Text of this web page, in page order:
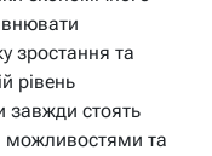
зростання та
рівень
завжди стоять
можливостями та